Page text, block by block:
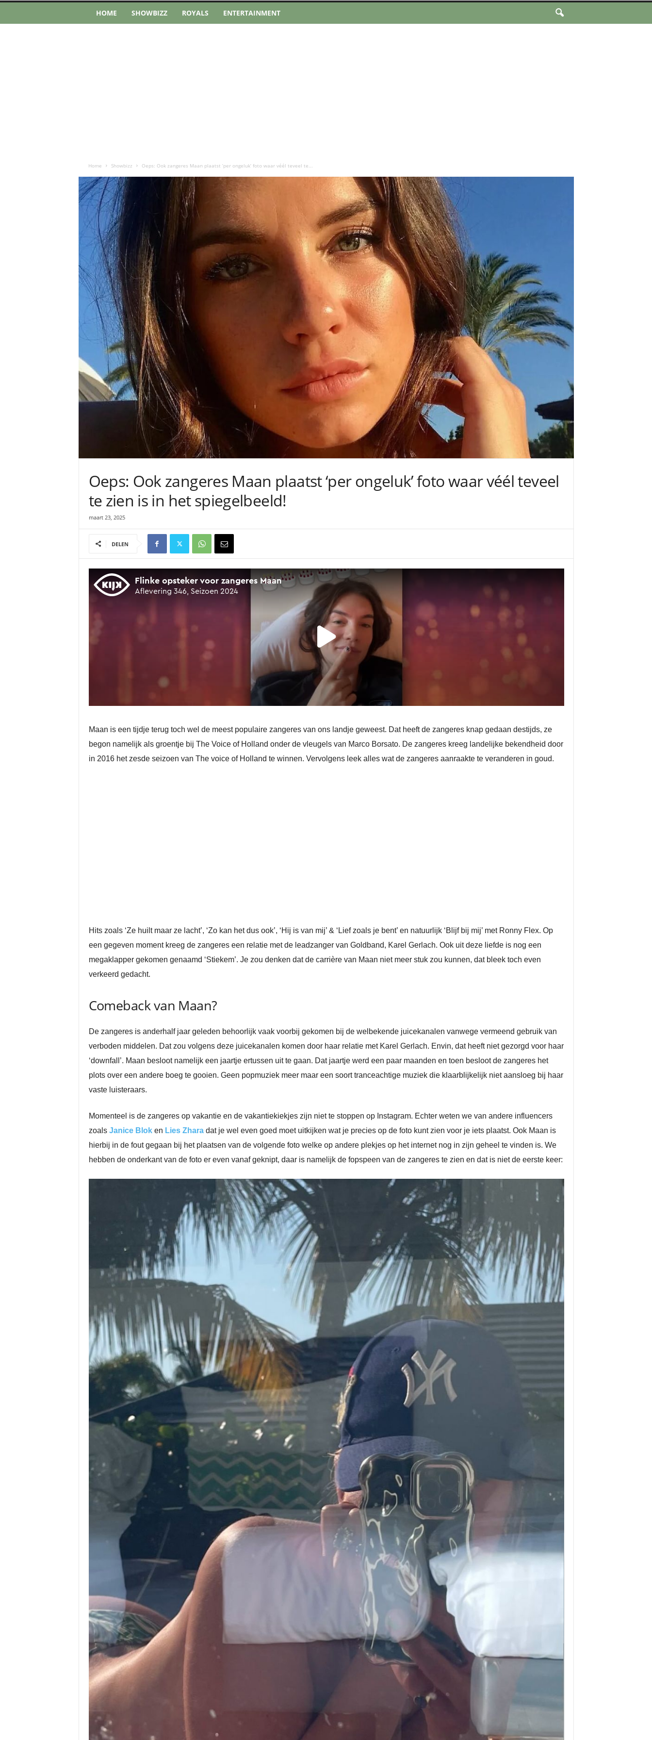
HOME SHOWBIZZ ROYALS ENTERTAINMENT
Home Showbizz Oeps: Ook zangeres Maan plaatst ‘per ongeluk’ foto waar véél teveel te...
Oeps: Ook zangeres Maan plaatst ‘per ongeluk’ foto waar véél teveel
te zien is in het spiegelbeeld!
maart 23, 2025
DELEN
Maan is een tijdje terug toch wel de meest populaire zangeres van ons landje geweest. Dat heeft de zangeres knap gedaan destijds, ze
begon namelijk als groentje bij The Voice of Holland onder de vleugels van Marco Borsato. De zangeres kreeg landelijke bekendheid door
in 2016 het zesde seizoen van The voice of Holland te winnen. Vervolgens leek alles wat de zangeres aanraakte te veranderen in goud.
Hits zoals ‘Ze huilt maar ze lacht’, ‘Zo kan het dus ook’, ‘Hij is van mij’ & ‘Lief zoals je bent’ en natuurlijk ‘Blijf bij mij’ met Ronny Flex. Op
een gegeven moment kreeg de zangeres een relatie met de leadzanger van Goldband, Karel Gerlach. Ook uit deze liefde is nog een
megaklapper gekomen genaamd ‘Stiekem’. Je zou denken dat de carrière van Maan niet meer stuk zou kunnen, dat bleek toch even
verkeerd gedacht.
Comeback van Maan?
De zangeres is anderhalf jaar geleden behoorlijk vaak voorbij gekomen bij de welbekende juicekanalen vanwege vermeend gebruik van
verboden middelen. Dat zou volgens deze juicekanalen komen door haar relatie met Karel Gerlach. Envin, dat heeft niet gezorgd voor haar
‘downfall’. Maan besloot namelijk een jaartje ertussen uit te gaan. Dat jaartje werd een paar maanden en toen besloot de zangeres het
plots over een andere boeg te gooien. Geen popmuziek meer maar een soort tranceachtige muziek die klaarblijkelijk niet aansloeg bij haar
vaste luisteraars.
Momenteel is de zangeres op vakantie en de vakantiekiekjes zijn niet te stoppen op Instagram. Echter weten we van andere influencers
zoals Janice Bloken Lies Zharadat je wel even goed moet uitkijken wat je precies op de foto kunt zien voor je iets plaatst. Ook Maan is
hierbij in de fout gegaan bij het plaatsen van de volgende foto welke op andere plekjes op het internet nog in zijn geheel te vinden is. We
hebben de onderkant van de foto er even vanaf geknipt, daar is namelijk de fopspeen van de zangeres te zien en dat is niet de eerste keer: